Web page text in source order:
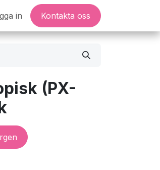
in Kontakta oss
(PX-